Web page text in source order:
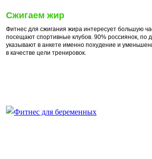
Сжигаем жир
Фитнес для сжигания жира интересует большую
посещают спортивные клубов. 90% россиянок, по
указывают в анкете именно похудение и
в качестве цели тренировок.